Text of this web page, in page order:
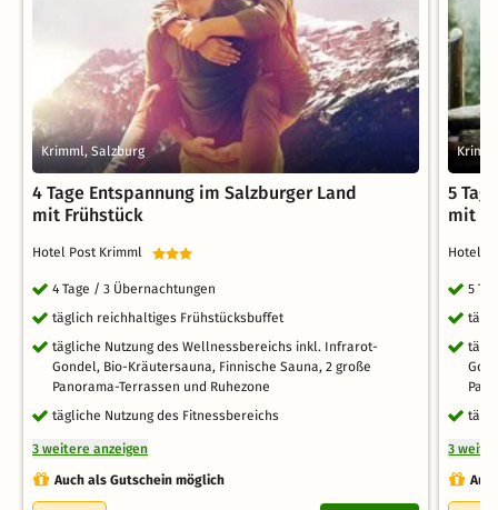
Krimml, Salzburg
4 Tage Entspannung im Salzburger Land
mit Frühstück
Hotel Post Krimml
4 Tage / 3 Übernachtungen
täglich reichhaltiges Frühstücksbuffet
tägliche Nutzung des Wellnessbereichs inkl. Infrarot-
Gondel, Bio-Kräutersauna, Finnische Sauna, 2 große
Panorama-Terrassen und Ruhezone
tägliche Nutzung des Fitnessbereichs
3 weitere anzeigen
Auch als Gutschein möglich
5
mit
Hotel
5
3